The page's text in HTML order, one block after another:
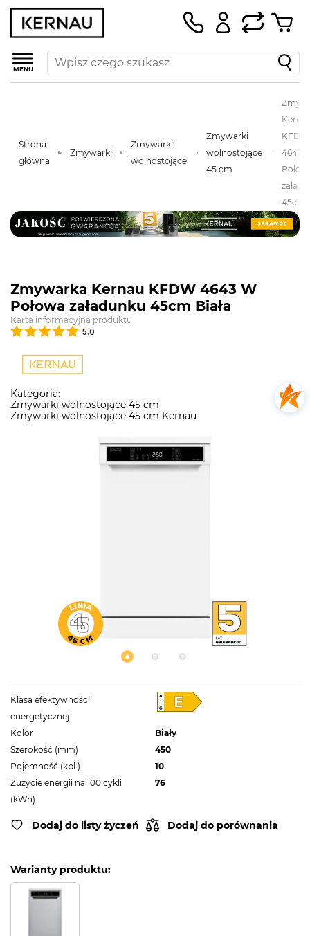
MENU
Strona
główna
Zmywarki
Zmywarki
wolnostojące
Zmywarki
wolnostojące
45 cm
KFDW
4643
45cm
Zmywarka Kernau KFDW 4643 W
Połowa załadunku 45cm Biała
Karta informacyjna produktu
5.0
Kategoria:
Zmywarki wolnostojące 45 cm
Zmywarki wolnostojące 45 cm Kernau
Klasa efektywności
energetycznej
Kolor
Biały
Szerokość (mm)
450
Pojemność (kpl.)
10
Zużycie energii na 100 cykli
(kWh)
76
Dodaj do listy życzeń Dodaj do porównania
Warianty produktu: